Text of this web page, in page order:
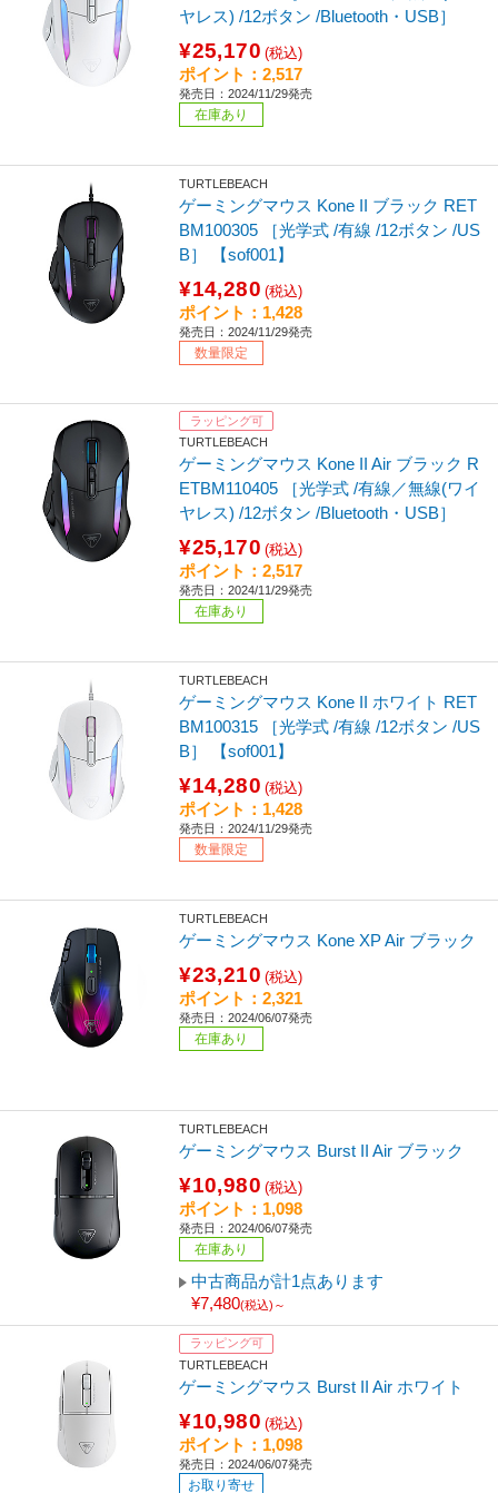
ヤレス) /12ボタン /Bluetooth・USB］
¥25,170 (税込)
ポイント：2,517
発売日：2024/11/29発売
在庫あり
TURTLEBEACH
ゲーミングマウス Kone II ブラック RET
BM100305 ［光学式 /有線 /12ボタン /US
B］ 【sof001】
¥14,280 (税込)
ポイント：1,428
発売日：2024/11/29発売
数量限定
ラッピング可
TURTLEBEACH
ゲーミングマウス Kone II Air ブラック R
ETBM110405 ［光学式 /有線／無線(ワイ
ヤレス) /12ボタン /Bluetooth・USB］
¥25,170 (税込)
ポイント：2,517
発売日：2024/11/29発売
在庫あり
TURTLEBEACH
ゲーミングマウス Kone II ホワイト RET
BM100315 ［光学式 /有線 /12ボタン /US
B］ 【sof001】
¥14,280 (税込)
ポイント：1,428
発売日：2024/11/29発売
数量限定
TURTLEBEACH
ゲーミングマウス Kone XP Air ブラック
¥23,210 (税込)
ポイント：2,321
発売日：2024/06/07発売
在庫あり
TURTLEBEACH
ゲーミングマウス Burst II Air ブラック
¥10,980 (税込)
ポイント：1,098
発売日：2024/06/07発売
在庫あり
中古商品が計1点あります
¥7,480(税込)～
ラッピング可
TURTLEBEACH
ゲーミングマウス Burst II Air ホワイト
¥10,980 (税込)
ポイント：1,098
発売日：2024/06/07発売
お取り寄せ